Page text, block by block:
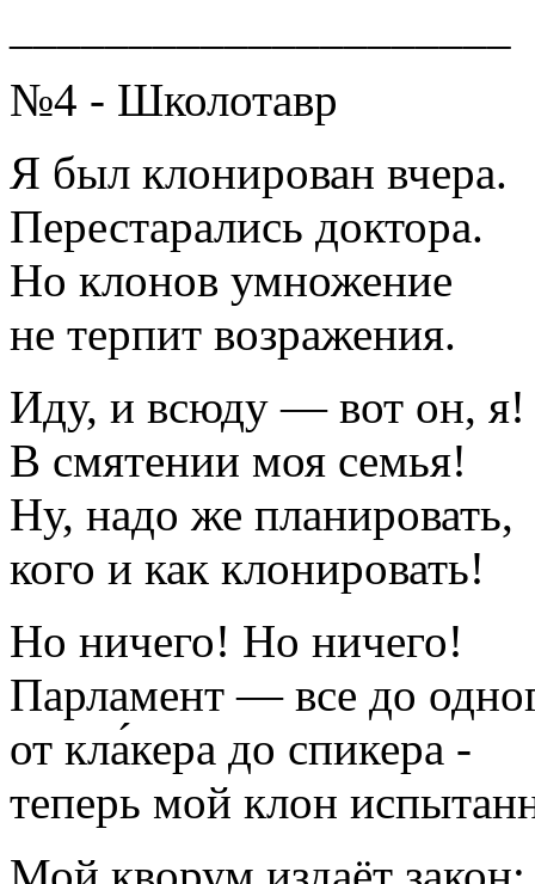
№4 - Школотавр
Я был клонирован вчера.
Перестарались доктора.
Но клонов умножение
не терпит возражения.
Иду, и всюду — вот он, я!
В смятении моя семья!
Ну, надо же планировать,
кого и как клонировать!
Но ничего! Но ничего!
Парламент — все до
от кла́кера до спикера -
теперь мой клон